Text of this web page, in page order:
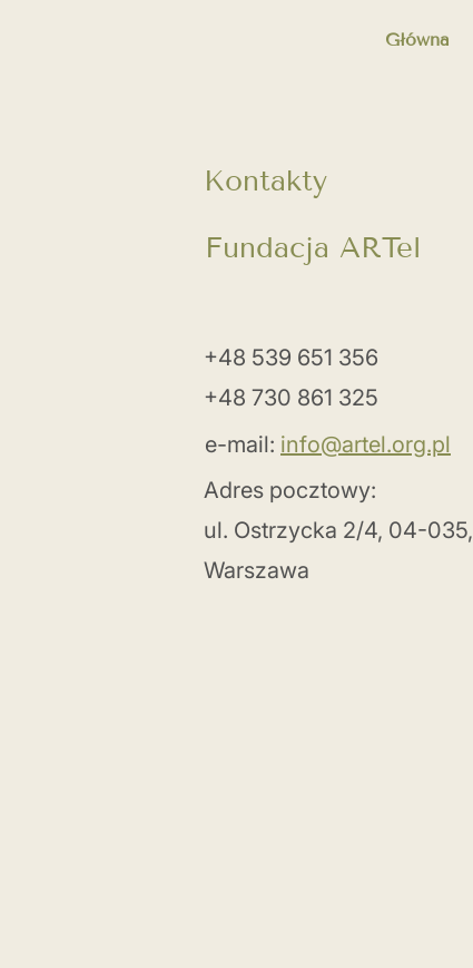
Główna
Kontakty
Fundacja ARTel
+48 539 651 356
+48 730 861 325
e-mail: info@artel.org.pl
Adres pocztowy:
ul. Ostrzycka 2/4, 04-035,
Warszawa